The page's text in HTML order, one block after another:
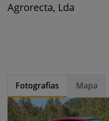
Agrorecta, Lda
Fotografias Mapa